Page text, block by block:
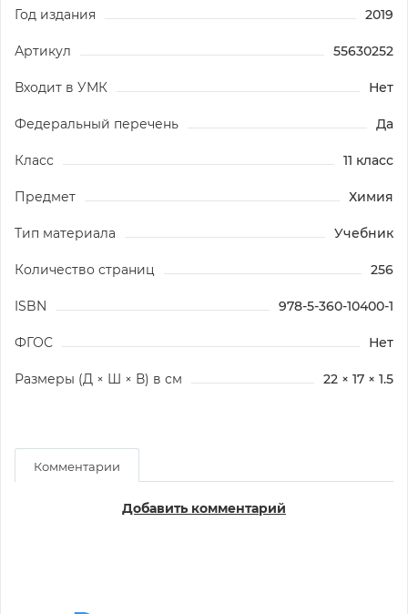
Год издания 2019
Артикул 55630252
Входит в УМК Нет
Федеральный перечень Да
Класс 11 класс
Предмет Химия
Тип материала Учебник
Количество страниц 256
ISBN 978-5-360-10400-1
ФГОС Нет
Размеры (Д × Ш × В) в см 22 × 17 × 1.5
Комментарии
Добавить комментарий